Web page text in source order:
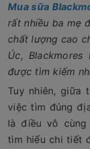
Mua sữa
rất nhiều ba mẹ
chất lượng cao
Úc,
được tìm kiếm
Tuy nhiên, giữa
việc tìm đúng
là điều vô cùng
tìm hiểu chi tiết